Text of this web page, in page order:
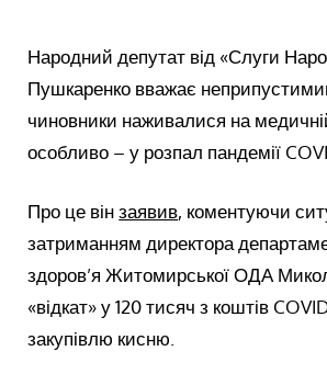
Народний депутат від «Слуги
Пушкаренко вважає
чиновники наживалися на
особливо – у розпал пандемії
Про це вінзаявив, коментуючи
затриманням директора
здоров’я Житомирської ОДА
«відкат» у 120 тисяч з коштів
закупівлю кисню.